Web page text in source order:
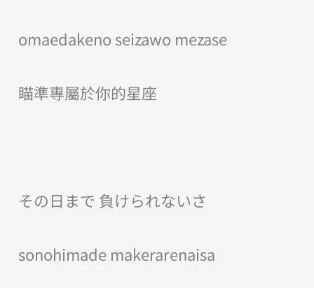
omaedakeno seizawo mezase
瞄準專屬於你的星座
その日まで 負けられないさ
sonohimade makerarenaisa